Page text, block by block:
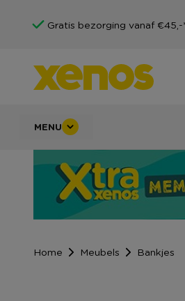
Gratis bezorging vanaf €45,-
MENU
Home Meubels Bankjes